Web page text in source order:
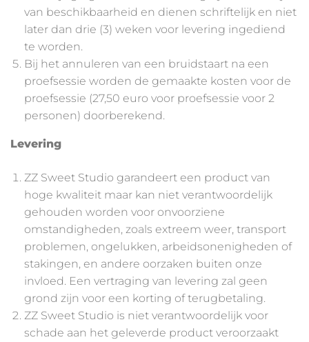
van beschikbaarheid en dienen schriftelijk en niet
later dan drie (3) weken voor levering ingediend
te worden.
Bij het annuleren van een bruidstaart na een
proefsessie worden de gemaakte kosten voor de
proefsessie (27,50 euro voor proefsessie voor 2
personen) doorberekend.
Levering
ZZ Sweet Studio garandeert een product van
hoge kwaliteit maar kan niet verantwoordelijk
gehouden worden voor onvoorziene
omstandigheden, zoals extreem weer, transport
problemen, ongelukken, arbeidsonenigheden of
stakingen, en andere oorzaken buiten onze
invloed. Een vertraging van levering zal geen
grond zijn voor een korting of terugbetaling.
ZZ Sweet Studio is niet verantwoordelijk voor
schade aan het geleverde product veroorzaakt